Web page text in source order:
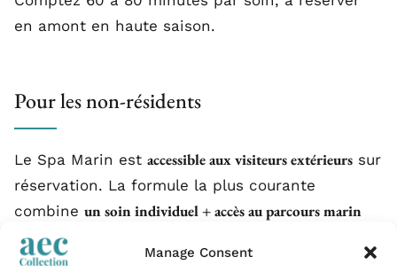
Manage Consent
en amont en haute saison.
Pour les non-résidents
Le Spa Marin est accessible aux visiteurs extérieurs sur
réservation. La formule la plus courante
combine un soin individuel + accès au parcours marin
pour la demi-journée
l’hôtel peut s’ajouter, option intéressante pour